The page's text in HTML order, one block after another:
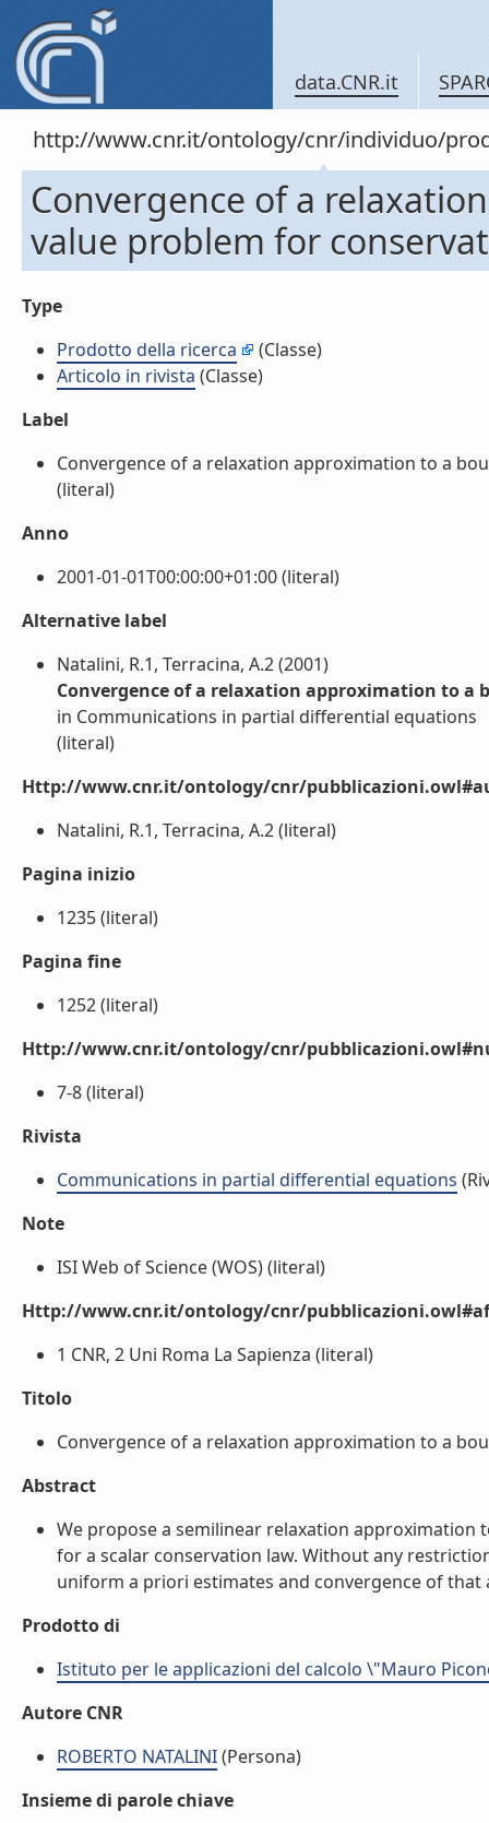
data.CNR.it
http://www.cnr.it/ontology/cnr/individuo/
Convergence of a
value problem for
Type
Prodotto della ricerca
(Classe)
Articolo in rivista (Classe)
Label
Convergence of a relaxation approximation to a
(literal)
Anno
2001-01-01T00:00:00+01:00 (literal)
Alternative label
Natalini, R.1, Terracina, A.2 (2001)
Convergence of a relaxation approximation to
in Communications in partial differential equations
(literal)
Http://www.cnr.it/ontology/cnr/
Natalini, R.1, Terracina, A.2 (literal)
Pagina inizio
1235 (literal)
Pagina fine
1252 (literal)
Http://www.cnr.it/ontology/cnr/
7-8 (literal)
Rivista
Communications in partial differential equations
Note
ISI Web of Science (WOS) (literal)
Http://www.cnr.it/ontology/cnr/
1 CNR, 2 Uni Roma La Sapienza (literal)
Titolo
Convergence of a relaxation approximation to a
Abstract
We propose a semilinear relaxation
for a scalar conservation law. Without any
uniform a priori estimates and convergence of
Prodotto di
Istituto per le applicazioni del calcolo \"Mauro
Autore CNR
ROBERTO NATALINI(Persona)
Insieme di parole chiave